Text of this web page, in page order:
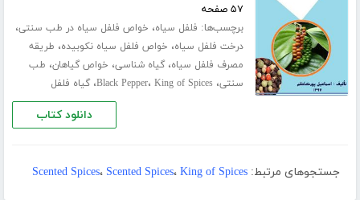
۵۷ صفحه
برچسب‌ها: فلفل سیاه، خواص فلفل سیاه در طب سنتی،
درخت فلفل سیاه، خواص فلفل سیاه نکوبیده، طریقه
مصرف فلفل سیاه،گیاه شناسی، خواص گیاهان، طب
سنتی، Black Pepper، King of Spices ،گیاه فلفل
دانلود کتاب
جستجوهای مرتبط: Scented Spices، Scented Spices، King of Spices